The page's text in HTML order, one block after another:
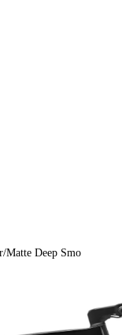
Matte Deep Smo